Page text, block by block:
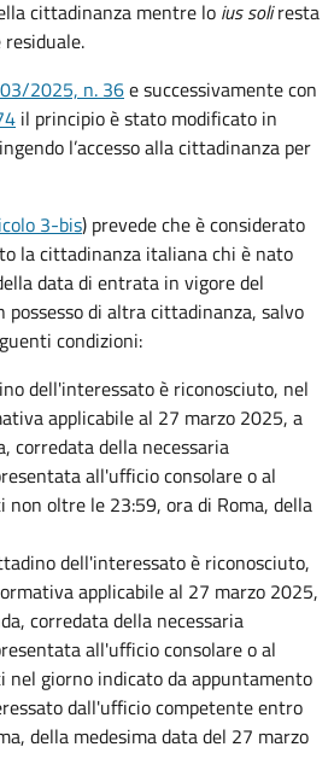
cittadinanza mentre lo ius soliresta
2025, n. 36e successivamente con
il principio è stato modificato in
l’accesso alla cittadinanza per
3-bis) prevede cheèconsiderato
la cittadinanza italiana chi è nato
data di entrata in vigore del
possesso di altra cittadinanza, salvo
condizioni:
dell'interessato è riconosciuto, nel
applicabile al 27 marzo 2025, a
corredata della necessaria
all'ufficio consolare o al
non oltre le 23:59, ora di Roma, della
dell'interessato è riconosciuto,
applicabile al 27 marzo 2025,
corredata della necessaria
all'ufficio consolare o al
nel giorno indicato da appuntamento
dall'ufficio competente entro
della medesima data del 27 marzo